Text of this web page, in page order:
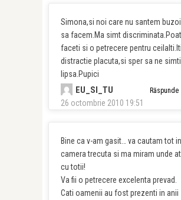
Simona,si noi care nu santem
sa facem.Ma simt
faceti si o petrecere pentru
distractie placuta,si sper sa ne simti
lipsa.Pupici
EU_SI_TU
26 octombrie 2010 19:51
Răspunde
Bine ca v-am gasit… va cautam tot in
camera trecuta si ma miram unde
cu totii!
Va fii o petrecere excelenta prevad.
Cati oamenii au fost prezenti in anii